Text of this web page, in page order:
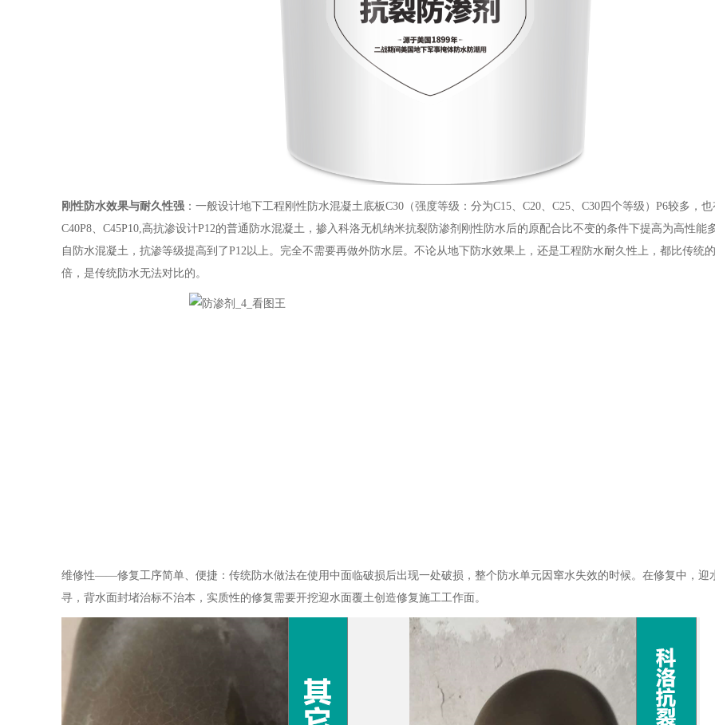
刚性防水效果与耐久性强 ：一般设计地下工程刚性防水混凝土底板C30（强度等级：分为C15、C20、C25、C30四个等级）P6较多，也
C40P8、C45P10,高抗渗设计P12的普通防水混凝土，掺入科洛无机纳米抗裂防渗剂刚性防水后的原配合比不变的条件下提高为高性能
自防水混凝土，抗渗等级提高到了P12以上。完全不需要再做外防水层。不论从地下防水效果上，还是工程防水耐久性上，都比传统
倍，是传统防水无法对比的。
维修性——修复工序简单、便捷：传统防水做法在使用中面临破损后出现一处破损，整个防水单元因窜水失效的时候。在修复中，迎
寻，背水面封堵治标不治本，实质性的修复需要开挖迎水面覆土创造修复施工工作面。